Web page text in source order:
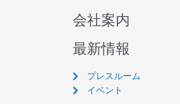
会社案内
最新情報
プレスルーム
イベント